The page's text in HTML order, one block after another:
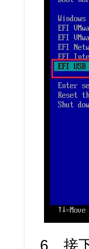
6、接